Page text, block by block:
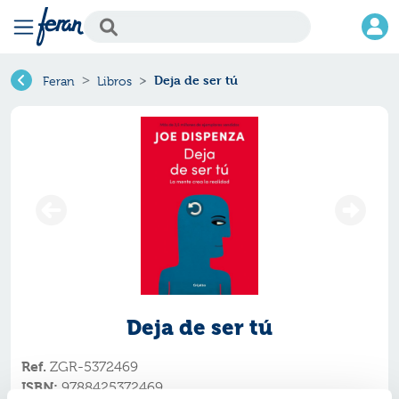
Feran Libros Deja de ser tú
Deja de ser tú
Ref. ZGR-5372469
ISBN: 9788425372469